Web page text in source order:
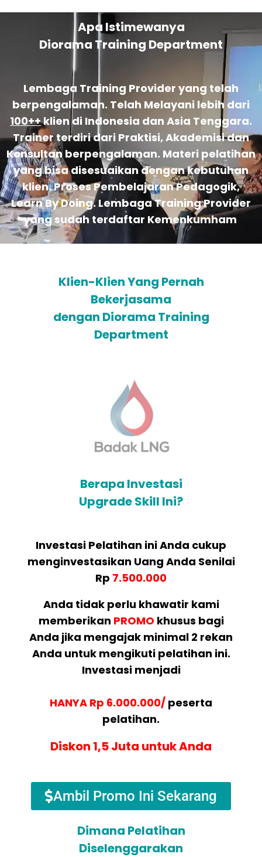
Apa Istimewanya
Diorama Training Department
Lembaga Training Provider yang telah
berpengalaman. Telah Melayani lebih dari
100++klien di Indonesia dan Asia Tenggara.
Trainer terdiri dari Praktisi, Akademisi dan
Konsultan berpengalaman. Materi pelatihan
yang bisa disesuaikan dengan kebutuhan
klien. Proses Pembelajaran Pedagogik,
Learn By Doing. Lembaga Training Provider
yang sudah terdaftar Kemenkumham
Klien-Klien Yang Pernah
Bekerjasama
dengan Diorama Training
Department
Berapa Investasi
Upgrade Skill Ini?
Investasi Pelatihan ini Anda cukup
menginvestasikan Uang Anda Senilai
Rp 7.500.000
Anda tidak perlu khawatir kami
memberikan PROMO khusus bagi
Anda jika mengajak minimal 2 rekan
Anda untuk mengikuti pelatihan ini.
Investasi menjadi
HANYA Rp 6.000.000/ peserta
pelatihan.
Diskon 1,5 Juta untuk Anda
Ambil Promo Ini Sekarang
Dimana Pelatihan
Diselenggarakan